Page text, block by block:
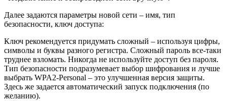
Далее задаются параметры новой сети – имя, тип
безопасности, ключ доступа:
Ключ рекомендуется придумать сложный – используя цифры,
символы и буквы разного регистра. Сложный пароль все-таки
труднее взломать. Никогда не используйте доступ без пароля.
Тип безопасности подразумевает выбор шифрования и лучше
выбрать WPA2-Personal – это улучшенная версия защиты.
Здесь же задается автоматический запуск подключения (по
желанию).